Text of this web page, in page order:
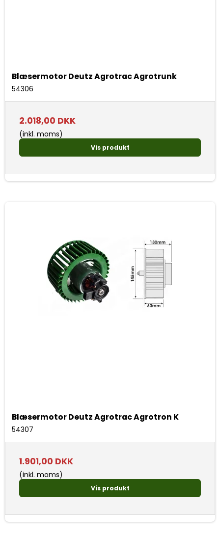
Blæsermotor Deutz Agrotrac Agrotrunk
54306
2.018,00 DKK
(inkl. moms)
Vis produkt
Blæsermotor Deutz Agrotrac Agrotron K
54307
1.901,00 DKK
(inkl. moms)
Vis produkt